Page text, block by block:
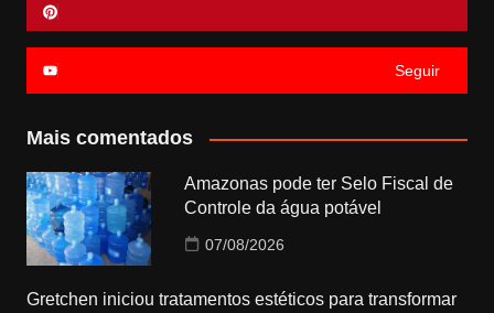
Seguir
Mais comentados
Amazonas pode ter Selo Fiscal de
Controle da água potável
07/08/2026
Gretchen iniciou tratamentos estéticos para transformar